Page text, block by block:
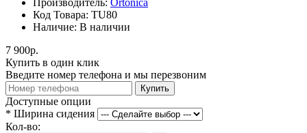
Код Товара: TU80
Наличие: В наличии
7 900р.
Купить в один клик
Введите номер телефона и мы перезвоним
Купить
Доступные опции
* Ширина сидения
Кол-во: